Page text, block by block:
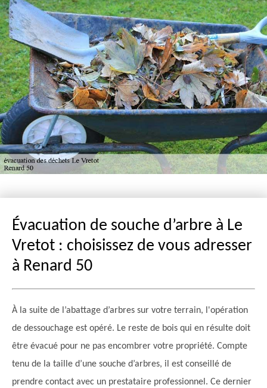
Évacuation de souche d’arbre à Le
Vretot : choisissez de vous adresser
à Renard 50
À la suite de l’abattage d’arbres sur votre terrain, l'opération
de dessouchage est opéré. Le reste de bois qui en résulte doit
être évacué pour ne pas encombrer votre propriété. Compte
tenu de la taille d’une souche d’arbres, il est conseillé de
prendre contact avec un prestataire professionnel. Ce dernier